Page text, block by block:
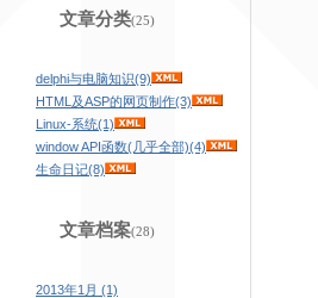
文章分类(25)
delphi与电脑知识(9)
HTML及ASP的网页制作(3)
Linux-系统(1)
window API函数(几乎全部)(4)
生命日记(8)
文章档案(28)
2013年1月 (1)